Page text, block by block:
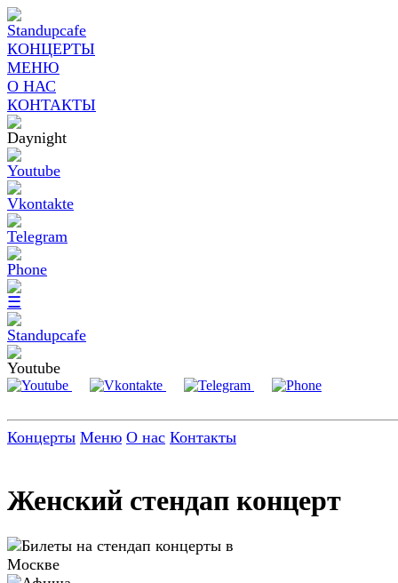
КОНЦЕРТЫ
МЕНЮ
О НАС
КОНТАКТЫ
Концерты Меню О нас Контакты
Женский стендап концерт